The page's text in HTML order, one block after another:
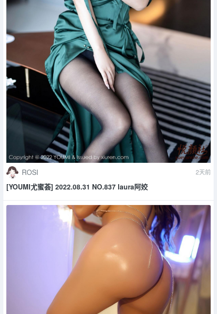
ROSI 2天前
[YOUMI尤蜜荟] 2022.08.31 NO.837 laura阿姣